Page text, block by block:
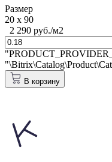
Размер
20 x 90
2 290 руб./м2
В корзину